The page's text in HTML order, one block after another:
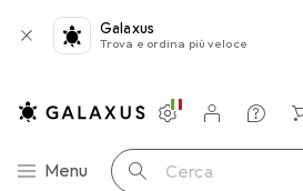
Galaxus
Trova e ordina più veloce
Categoria Navigazione
Menu Cerca
Impostazioni
Conto cliente
Liste di confronto
Liste dei desideri
Carrello